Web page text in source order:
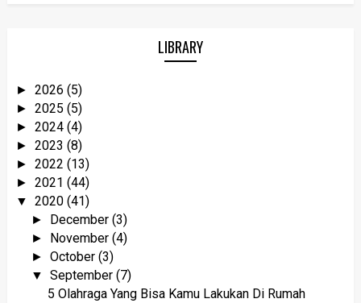
LIBRARY
► 2026 (5)
► 2025 (5)
► 2024 (4)
► 2023 (8)
► 2022 (13)
► 2021 (44)
▼ 2020 (41)
► December(3)
► November(4)
►October(3)
▼September(7)
5 Olahraga Yang Bisa Kamu Lakukan Di Rumah